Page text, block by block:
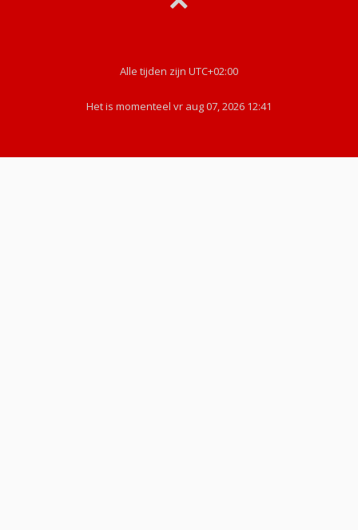
Alle tijden zijn UTC+02:00
Het is momenteel vr aug 07, 2026 12:41